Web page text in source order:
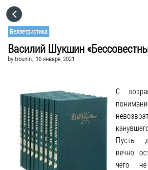
Беллетристика
Василий Шукшин
bytrounin, 10 января, 2021
С
Пусть
вечно
чего
CATEGORIES
VISIT WEBSITE